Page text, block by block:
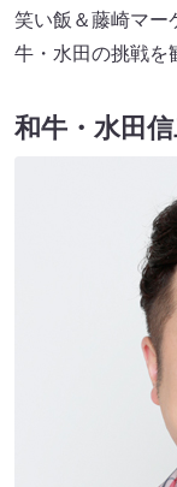
笑い飯＆藤崎マー
牛・水田の挑戦を
和牛・水田